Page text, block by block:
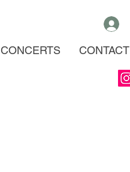
CONCERTS CONTACT